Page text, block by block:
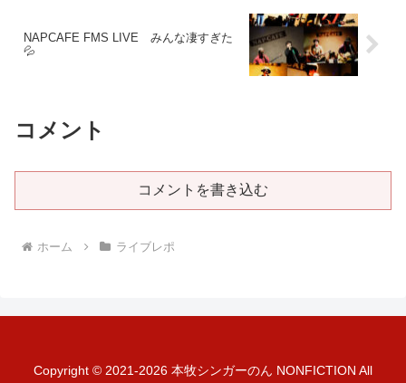
NAPCAFE FMS LIVE みんな凄すぎた
💦
コメント
コメントを書き込む
ホーム ライブレポ
Copyright © 2021-2026 本牧シンガーのん NONFICTION All